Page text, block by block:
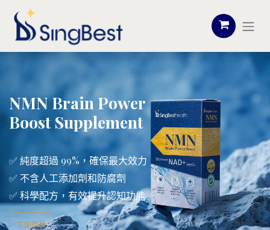
NMN Brain Power
Boost Supplement
✅ 純度超過 99%，確保最大效力
✅ 不含人工添加劑和防腐劑
✅ 科學配方，有效提升認知功能
立即購買